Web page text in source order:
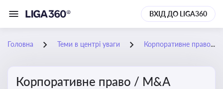
ВХІД ДО LIGA360
Головна Теми в центрі уваги Корпоративне право / M&A
Корпоративне право / M&A